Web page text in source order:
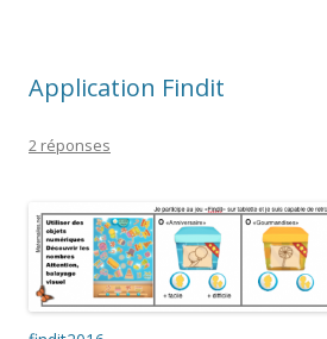
Application Findit
2 réponses